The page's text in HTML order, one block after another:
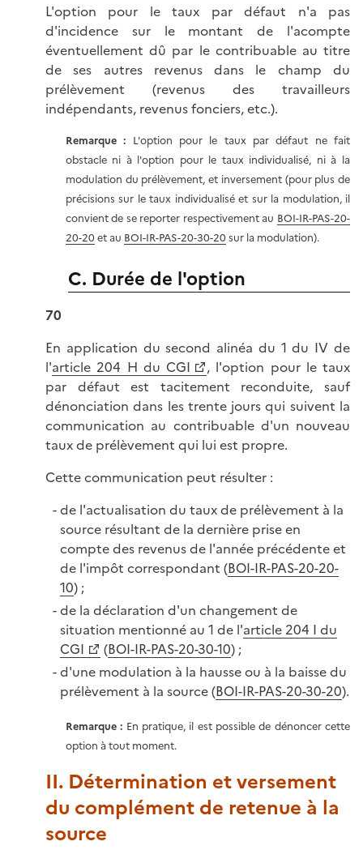
L'option pour le taux par défaut n'a pas
d'incidence sur le montant de l'acompte
éventuellement dû par le contribuable au titre
de ses autres revenus dans le champ du
prélèvement (revenus des travailleurs
indépendants, revenus fonciers, etc.).
Remarque : L'option pour le taux par défaut ne fait
obstacle ni à l'option pour le taux individualisé, ni à la
modulation du prélèvement, et inversement (pour plus de
précisions sur le taux individualisé et sur la modulation, il
convient de se reporter respectivement au BOI-IR-PAS-20-
20-20et au BOI-IR-PAS-20-30-20sur la modulation).
C. Durée de l'option
70
En application du second alinéa du 1 du IV de
l'article 204 H du CGI
, l'option pour le taux
par défaut est tacitement reconduite, sauf
dénonciation dans les trente jours qui suivent la
communication au contribuable d'un nouveau
taux de prélèvement qui lui est propre.
Cette communication peut résulter :
de l'actualisation du taux de prélèvement à la
source résultant de la dernière prise en
compte des revenus de l'année précédente et
de l'impôt correspondant (BOI-IR-PAS-20-20-
10) ;
de la déclaration d'un changement de
situation mentionné au 1 de l'article 204 I du
CGI
(BOI-IR-PAS-20-30-10) ;
d'une modulation à la hausse ou à la baisse du
prélèvement à la source (BOI-IR-PAS-20-30-20).
Remarque : En pratique, il est possible de dénoncer cette
option à tout moment.
II. Détermination et versement
du complément de retenue à la
source